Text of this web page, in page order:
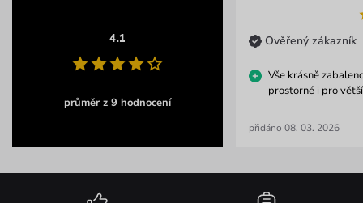
4.1
průměr z 9 hodnocení
Ověřený zákazník
Vše krásně
prostorné i pro
přidáno 08. 03. 2026